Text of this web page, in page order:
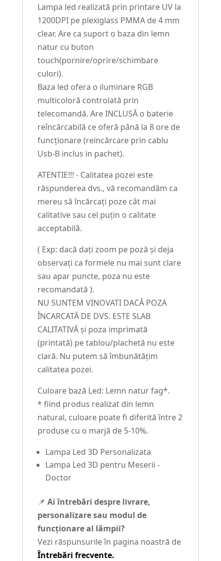
Lampa led realizată prin printare UV la
1200DPI pe plexiglass PMMA de 4 mm
clear. Are ca suport o baza din lemn
natur cu buton
touch(pornire/oprire/schimbare
culori).
Baza led ofera o iluminare RGB
multicoloră controlată prin
telecomandă. Are INCLUSĂ o baterie
reîncărcabilă ce oferă până la 8 ore de
funcționare (reincărcare prin cablu
Usb-B inclus in pachet).
ATENTIE!!! - Calitatea pozei este
răspunderea dvs., vă recomandăm ca
mereu să încărcați poze cât mai
calitative sau cel puțin o calitate
acceptabilă.
( Exp: dacă dați zoom pe poză și deja
observați ca formele nu mai sunt clare
sau apar puncte, poza nu este
recomandată ).
NU SUNTEM VINOVATI DACĂ POZA
ÎNCARCATĂ DE DVS. ESTE SLAB
CALITATIVĂ și poza imprimată
(printată) pe tablou/plachetă nu este
clară. Nu putem să îmbunătățim
calitatea pozei.
Culoare bază Led: Lemn natur fag*.
* fiind produs realizat din lemn
natural, culoare poate fi diferită între 2
produse cu o marjă de 5-10%.
Lampa Led 3D Personalizata
Lampa Led 3D pentru Meserii -
Doctor
📌 Ai întrebări despre livrare,
personalizare sau modul de
funcționare al lămpii?
Vezi răspunsurile în pagina noastră de
Întrebări frecvente.